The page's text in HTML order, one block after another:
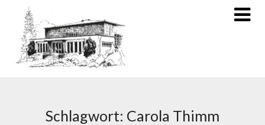
Schlagwort: Carola Thimm